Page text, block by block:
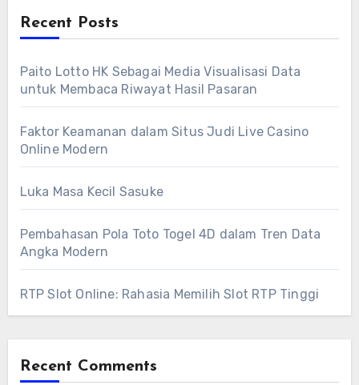
Recent Posts
Paito Lotto HK Sebagai Media Visualisasi Data
untuk Membaca Riwayat Hasil Pasaran
Faktor Keamanan dalam Situs Judi Live Casino
Online Modern
Luka Masa Kecil Sasuke
Pembahasan Pola Toto Togel 4D dalam Tren Data
Angka Modern
RTP Slot Online: Rahasia Memilih Slot RTP Tinggi
Recent Comments